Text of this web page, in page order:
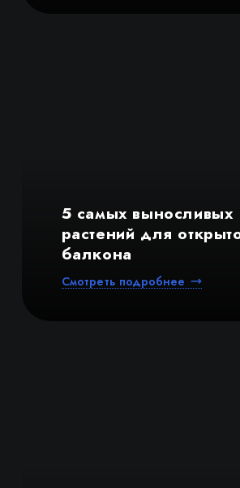
5 самых выносливых
растений для
балкона
Смотреть подробнее